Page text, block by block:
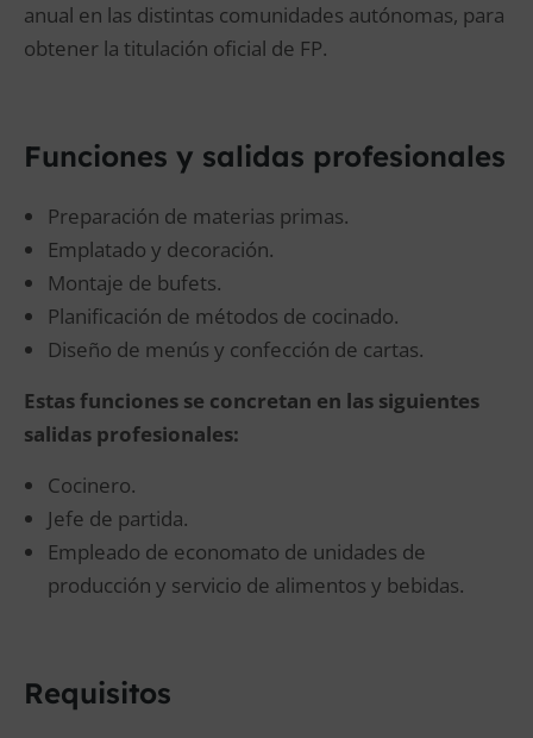
anual en las distintas comunidades autónomas, para
obtener la titulación oficial de FP.
Funciones y salidas profesionales
Preparación de materias primas.
Emplatado y decoración.
Montaje de bufets.
Planificación de métodos de cocinado.
Diseño de menús y confección de cartas.
Estas funciones se concretan en las siguientes
salidas profesionales:
Cocinero.
Jefe de partida.
Empleado de economato de unidades de
producción y servicio de alimentos y bebidas.
Requisitos